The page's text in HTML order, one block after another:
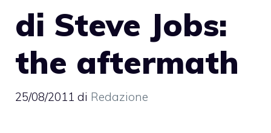
di Steve Jobs:
the aftermath
25/08/2011 di Redazione